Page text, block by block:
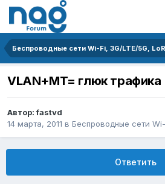
Беспроводные сети Wi-Fi, 3G/LTE/5G,
VLAN+MT= глюк трафика
Автор:fastvd
14 марта, 2011 в Беспроводные сети
Ответить